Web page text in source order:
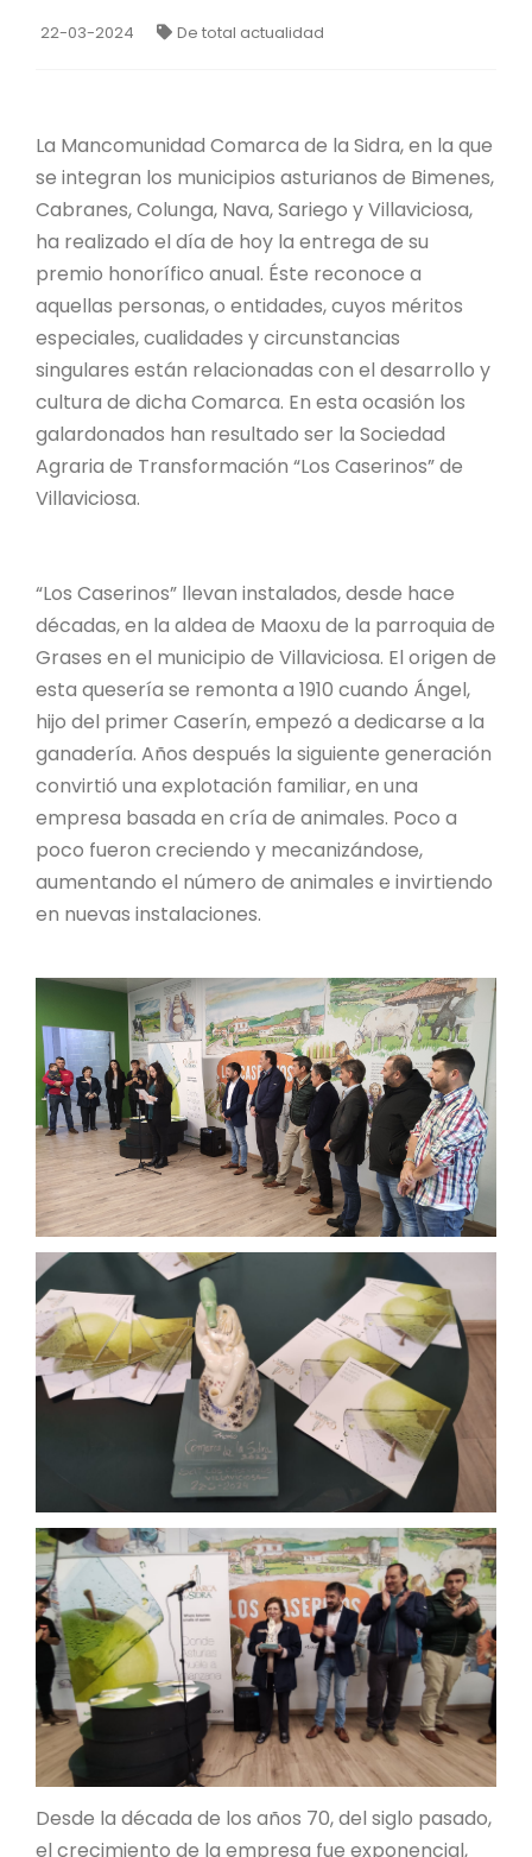
22-03-2024 De total actualidad
La Mancomunidad Comarca de la Sidra, en la que
se integran los municipios asturianos de Bimenes,
Cabranes, Colunga, Nava, Sariego y Villaviciosa,
ha realizado el día de hoy la entrega de su
premio honorífico anual. Éste reconoce a
aquellas personas, o entidades, cuyos méritos
especiales, cualidades y circunstancias
singulares están relacionadas con el desarrollo y
cultura de dicha Comarca. En esta ocasión los
galardonados han resultado ser la Sociedad
Agraria de Transformación “Los Caserinos” de
Villaviciosa.
“Los Caserinos” llevan instalados, desde hace
décadas, en la aldea de Maoxu de la parroquia de
Grases en el municipio de Villaviciosa. El origen de
esta quesería se remonta a 1910 cuando Ángel,
hijo del primer Caserín, empezó a dedicarse a la
ganadería. Años después la siguiente generación
convirtió una explotación familiar, en una
empresa basada en cría de animales. Poco a
poco fueron creciendo y mecanizándose,
aumentando el número de animales e invirtiendo
en nuevas instalaciones.
Desde la década de los años 70, del siglo pasado,
el crecimiento de la empresa fue exponencial,